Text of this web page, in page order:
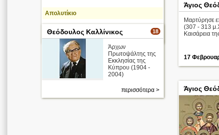
Απολυτίκιο
περισσότερα >
3 Δεκεμβρίου
Άγιος
Μαρτύρησε
(307 - 313
Καισάρεια
17
18
Θεόδουλος Καλλίνικος
Άρχων
Πρωτοψάλτης της
Εκκλησίας της
Κύπρου (1904 -
2004)
περισσότερα > Άγιος